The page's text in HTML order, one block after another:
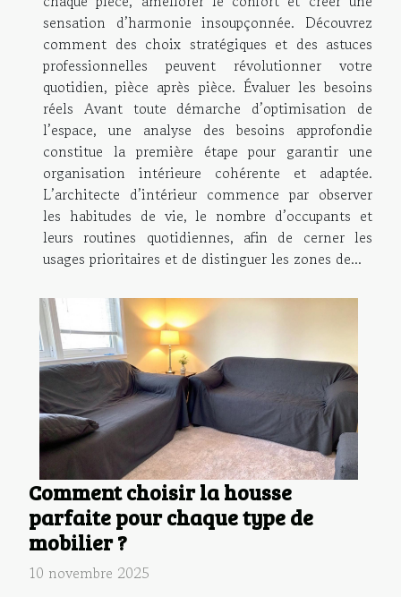
sensation d’harmonie insoupçonnée. Découvrez
comment des choix stratégiques et des astuces
professionnelles peuvent révolutionner votre
quotidien, pièce après pièce. Évaluer les besoins
réels Avant toute démarche d’optimisation de
l’espace, une analyse des besoins approfondie
constitue la première étape pour garantir une
organisation intérieure cohérente et adaptée.
L’architecte d’intérieur commence par observer
les habitudes de vie, le nombre d’occupants et
leurs routines quotidiennes, afin de cerner les
usages prioritaires et de distinguer les zones de...
Comment choisir la housse
parfaite pour chaque type de
mobilier ?
10 novembre 2025